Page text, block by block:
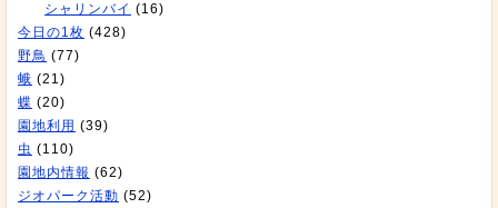
シャリンバイ (16)
今日の1枚 (428)
野鳥 (77)
蛾 (21)
蝶 (20)
園地利用 (39)
虫 (110)
園地内情報 (62)
ジオパーク活動 (52)